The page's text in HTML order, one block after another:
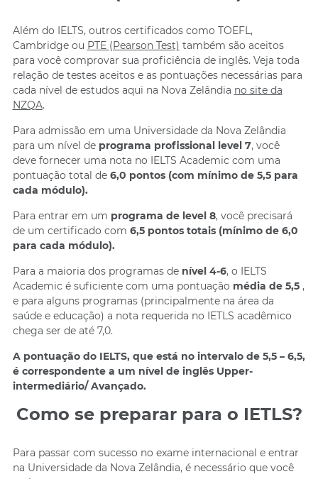
Além do IELTS, outros certificados como TOEFL,
Cambridge ou PTE (Pearson Test) também são aceitos
para você comprovar sua proficiência de inglês. Veja toda
relação de testes aceitos e as pontuações necessárias para
cada nível de estudos aqui na Nova Zelândia no site da
NZQA.
Para admissão em uma Universidade da Nova Zelândia
para um nível de programa profissional level 7, você
deve fornecer uma nota no IELTS Academic com uma
pontuação total de 6,0 pontos (com mínimo de 5,5 para
cada módulo).
Para entrar em um programa de level 8, você precisará
de um certificado com 6,5 pontos totais (mínimo de 6,0
para cada módulo).
Para a maioria dos programas de nível 4-6, o IELTS
Academic é suficiente com uma pontuação média de 5,5,
e para alguns programas (principalmente na área da
saúde e educação) a nota requerida no IETLS acadêmico
chega ser de até 7,0.
A pontuação do IELTS, que está no intervalo de 5,5 – 6,5,
é correspondente a um nível de inglês Upper-
intermediário/ Avançado.
Como se preparar para o IETLS?
Para passar com sucesso no exame internacional e entrar
na Universidade da Nova Zelândia, é necessário que você